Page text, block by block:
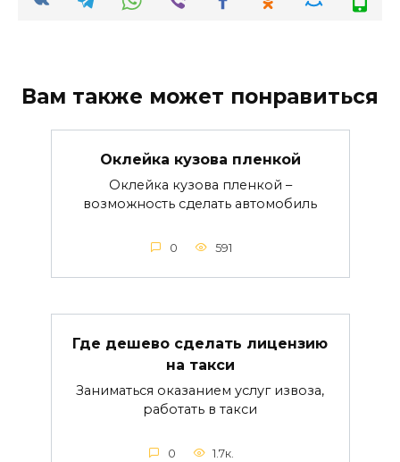
Вам также может понравиться
Оклейка кузова пленкой
Оклейка кузова пленкой –
возможность сделать автомобиль
0 591
Где дешево сделать лицензию
на такси
Заниматься оказанием услуг извоза,
работать в такси
0 1.7к.